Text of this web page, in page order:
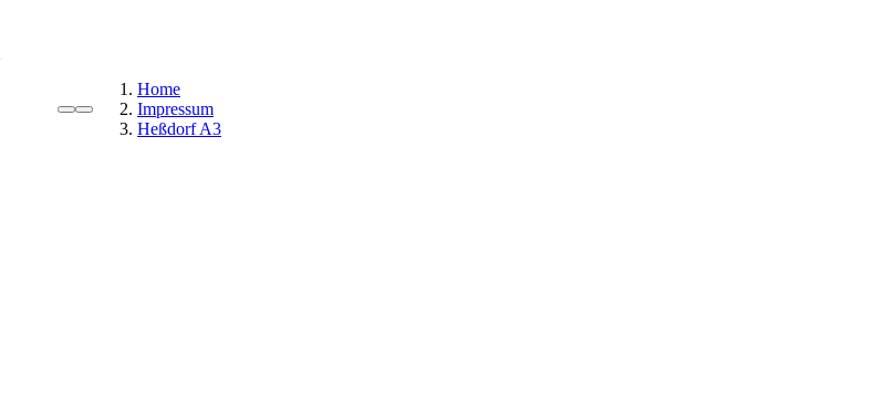
Home
Impressum
Heßdorf A3